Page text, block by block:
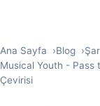
Ana Sayfa Blog
Musical Youth - Pass
Çevirisi